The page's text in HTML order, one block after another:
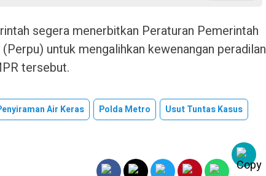
segera menerbitkan Peraturan Pemerintah
untuk mengalihkan kewenangan peradilan
tersebut.
Air Keras Polda Metro Usut Tuntas Kasus